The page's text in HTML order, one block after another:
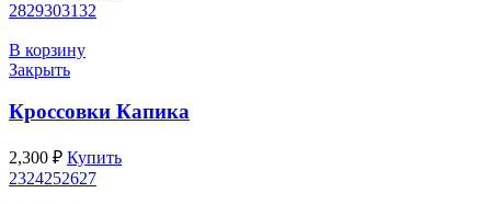
2829303132
В корзину
Закрыть
Кроссовки Капика
2,300 ₽ Купить
2324252627